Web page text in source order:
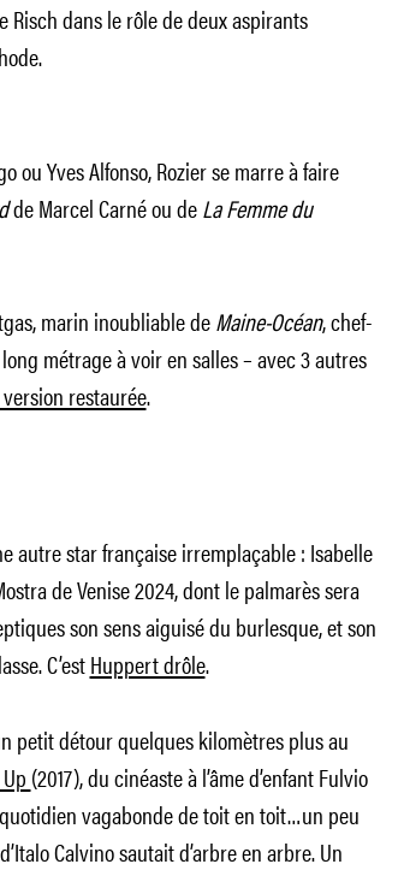
dans le rôle de deux aspirants
ou Yves Alfonso, Rozier se marre à faire
de Marcel Carné ou deLa Femme du
marin inoubliable deMaine-Océan, chef-
métrage à voir en salles – avec 3 autres
restaurée.
autre star française irremplaçable : Isabelle
de Venise 2024, dont le palmarès sera
son sens aiguisé du burlesque, et son
C’estHuppert drôle.
petit détour quelques kilomètres plus au
(2017), du cinéaste à l’âme d’enfant Fulvio
vagabonde de toit en toit…un peu
Calvino sautait d’arbre en arbre. Un